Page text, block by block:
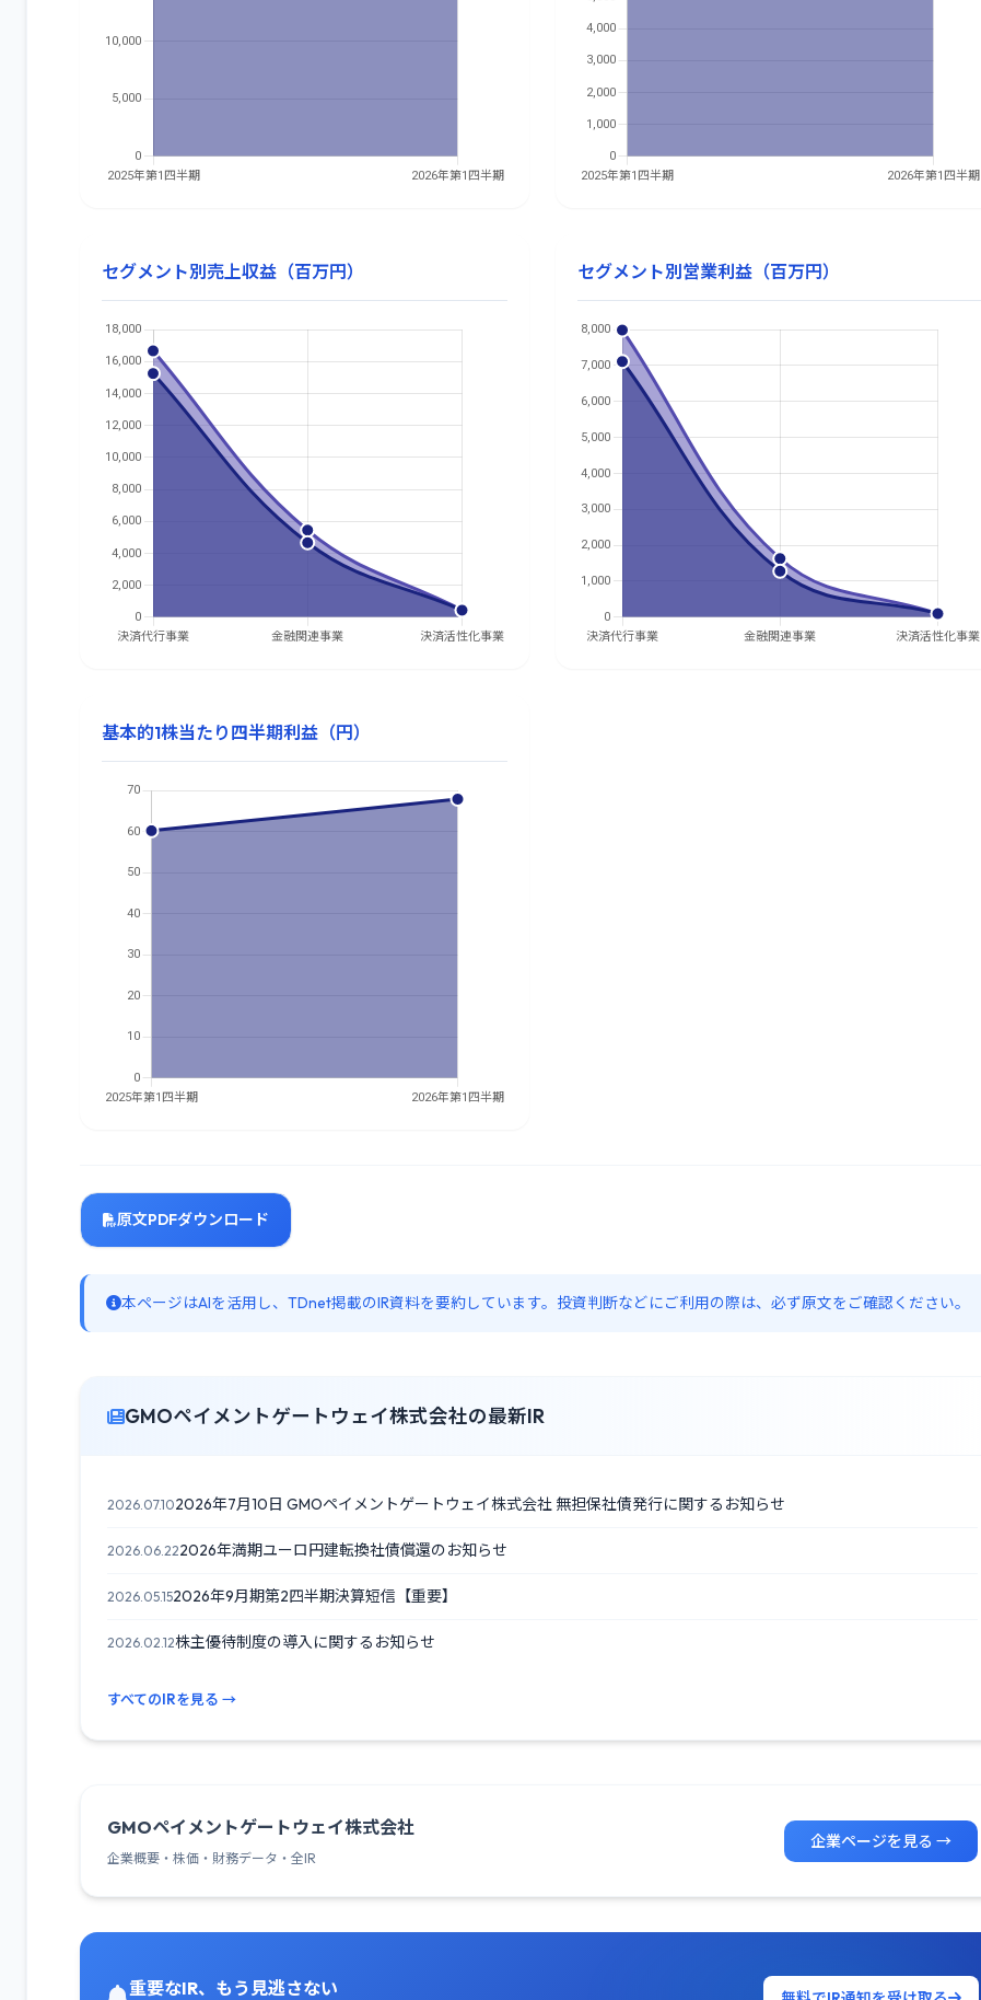
セグメント別売上収益（百万円） セグメント別営業利益（百万円）
基本的1株当たり四半期利益（円）
原文PDFダウンロード
本ページはAIを活用し、TDnet掲載のIR資料を要約しています。投資判断などにご利用の際は、必ず原文をご確認ください。
GMOペイメントゲートウェイ株式会社の最新IR
2026.07.102026年7月10日 GMOペイメントゲートウェイ株式会社 無担保社債発行に関するお知らせ
2026.06.222026年満期ユーロ円建転換社債償還のお知らせ
2026.05.152026年9月期第2四半期決算短信【重要】
2026.02.12株主優待制度の導入に関するお知らせ
すべてのIRを見る →
GMOペイメントゲートウェイ株式会社
企業概要・株価・財務データ・全IR
企業ページを見る →
重要なIR、もう見逃さない